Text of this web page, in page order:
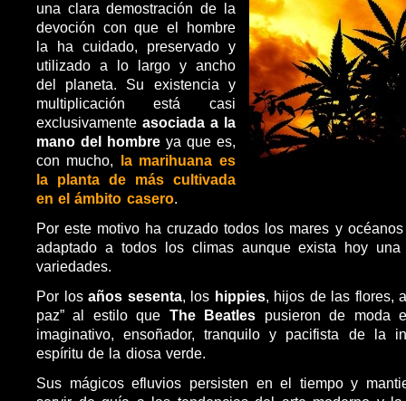
una clara demostración de la
devoción con que el hombre
la ha cuidado, preservado y
utilizado a lo largo y ancho
del planeta. Su existencia y
multiplicación está casi
exclusivamente asociada a la
mano del hombre ya que es,
con mucho, la marihuana es
la planta de más cultivada
en el ámbito casero.
Por este motivo ha cruzado todos los mares y
adaptado a todos los climas aunque exista hoy
variedades.
Por losaños sesenta, los hippies, hijos de las flores,
paz” al estilo que The Beatles pusieron de moda
imaginativo, ensoñador, tranquilo y pacifista de la
espíritu de la diosa verde.
Sus mágicos efluvios persisten en el tiempo y